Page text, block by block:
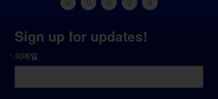
Sign up for updates!
이메일